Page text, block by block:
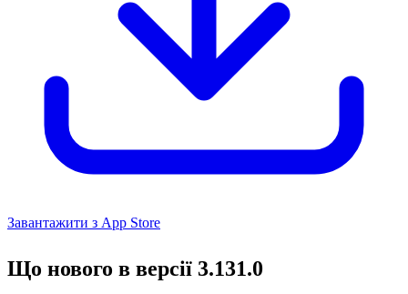
Завантажити з App Store
Що нового в версії 3.131.0